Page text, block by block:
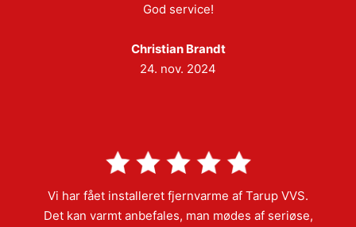
God service!
Christian Brandt
24. nov. 2024
Vi har fået installeret fjernvarme af Tarup VVS.
Det kan varmt anbefales, man mødes af seriøse,